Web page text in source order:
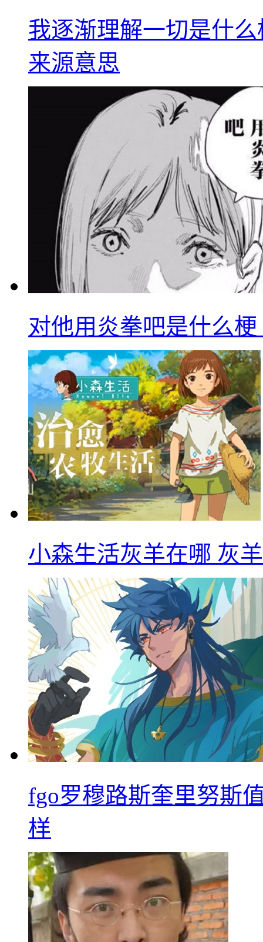
我逐渐理解一切是什
来源意思
对他用炎拳吧是什么
小森生活灰羊在哪 灰
fgo罗穆路斯奎里努斯
样